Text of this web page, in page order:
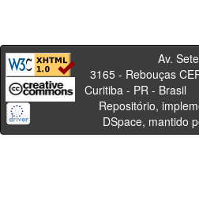
Av. Sete de
3165 - Rebouças
Curitiba -
Repositório,
DSpace, mantido